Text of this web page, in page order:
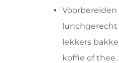
Voorbereiden
lunchgerecht
lekkers
koffie of thee.